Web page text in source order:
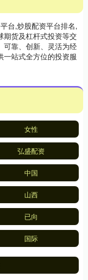
台,炒股配资平台排名,
期货及杠杆式投资等交
可靠、创新、灵活为经
一站式全方位的投资服
女性
弘盛配资
中国
山西
已向
国际